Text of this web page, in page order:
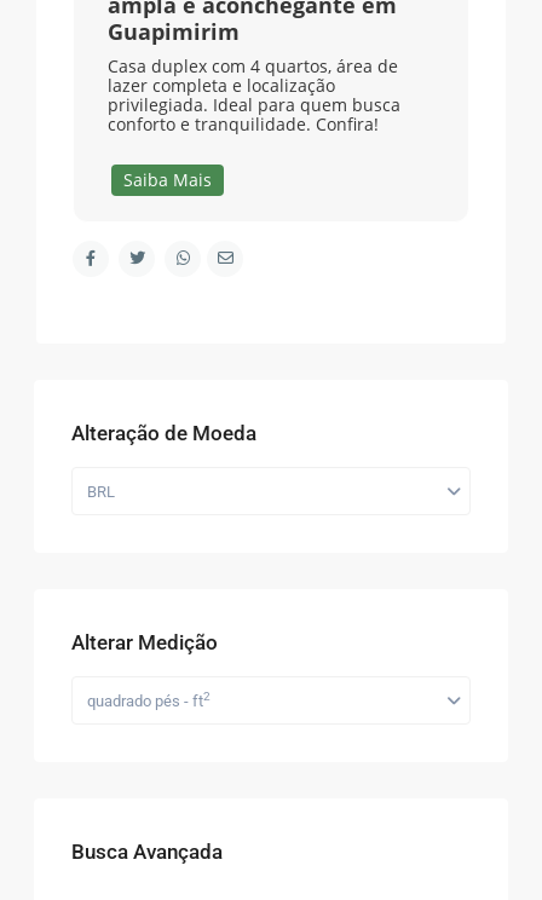
Guapimirim
Casa duplex com 4 quartos, área de
lazer completa e localização
privilegiada. Ideal para quem busca
conforto e tranquilidade. Confira!
Saiba Mais
Alteração de Moeda
BRL
Alterar Medição
quadrado pés - ft2
Busca Avançada